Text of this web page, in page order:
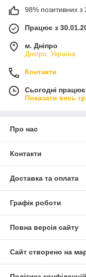
98% позитивних з
Працює з
м. Дніпро
Дніпро, Україна
Контакти
Сьогодні
Показати весь
Про нас
Контакти
Доставка та оплата
Графік роботи
Повна версія сайту
Сайт створено на